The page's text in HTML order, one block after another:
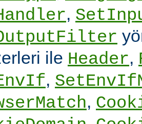
,
ile Header,
,
,